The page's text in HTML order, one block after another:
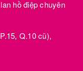
hồ điệp chuyên
Q.10 cũ),